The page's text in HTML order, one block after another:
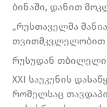
ბინაში, დანით
„რუსთაველმა
თვითმკვლელობით
რუსუდან თბილელი
XXI საუკუნის
რომელსაც